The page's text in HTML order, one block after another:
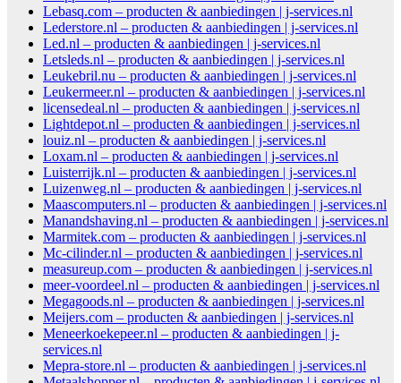
Lebasq.com – producten & aanbiedingen | j-services.nl
Lederstore.nl – producten & aanbiedingen | j-services.nl
Led.nl – producten & aanbiedingen | j-services.nl
Letsleds.nl – producten & aanbiedingen | j-services.nl
Leukebril.nu – producten & aanbiedingen | j-services.nl
Leukermeer.nl – producten & aanbiedingen | j-services.nl
licensedeal.nl – producten & aanbiedingen | j-services.nl
Lightdepot.nl – producten & aanbiedingen | j-services.nl
louiz.nl – producten & aanbiedingen | j-services.nl
Loxam.nl – producten & aanbiedingen | j-services.nl
Luisterrijk.nl – producten & aanbiedingen | j-services.nl
Luizenweg.nl – producten & aanbiedingen | j-services.nl
Maascomputers.nl – producten & aanbiedingen | j-services.nl
Manandshaving.nl – producten & aanbiedingen | j-services.nl
Marmitek.com – producten & aanbiedingen | j-services.nl
Mc-cilinder.nl – producten & aanbiedingen | j-services.nl
measureup.com – producten & aanbiedingen | j-services.nl
meer-voordeel.nl – producten & aanbiedingen | j-services.nl
Megagoods.nl – producten & aanbiedingen | j-services.nl
Meijers.com – producten & aanbiedingen | j-services.nl
Meneerkoekepeer.nl – producten & aanbiedingen | j-
services.nl
Mepra-store.nl – producten & aanbiedingen | j-services.nl